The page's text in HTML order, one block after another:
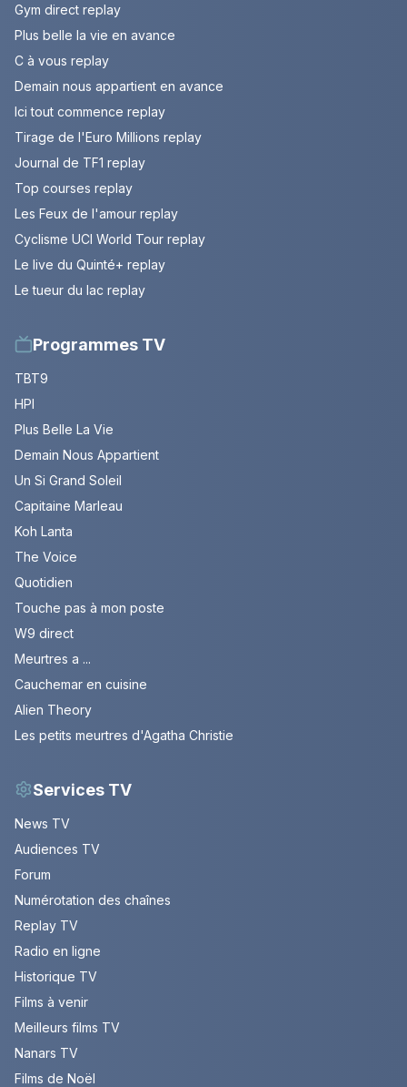
Gym direct replay
Plus belle la vie en avance
C à vous replay
Demain nous appartient en avance
Ici tout commence replay
Tirage de l'Euro Millions replay
Journal de TF1 replay
Top courses replay
Les Feux de l'amour replay
Cyclisme UCI World Tour replay
Le live du Quinté+ replay
Le tueur du lac replay
Programmes TV
TBT9
HPI
Plus Belle La Vie
Demain Nous Appartient
Un Si Grand Soleil
Capitaine Marleau
Koh Lanta
The Voice
Quotidien
Touche pas à mon poste
W9 direct
Meurtres a ...
Cauchemar en cuisine
Alien Theory
Les petits meurtres d'Agatha Christie
Services TV
News TV
Audiences TV
Forum
Numérotation des chaînes
Replay TV
Radio en ligne
Historique TV
Films à venir
Meilleurs films TV
Nanars TV
Films de Noël